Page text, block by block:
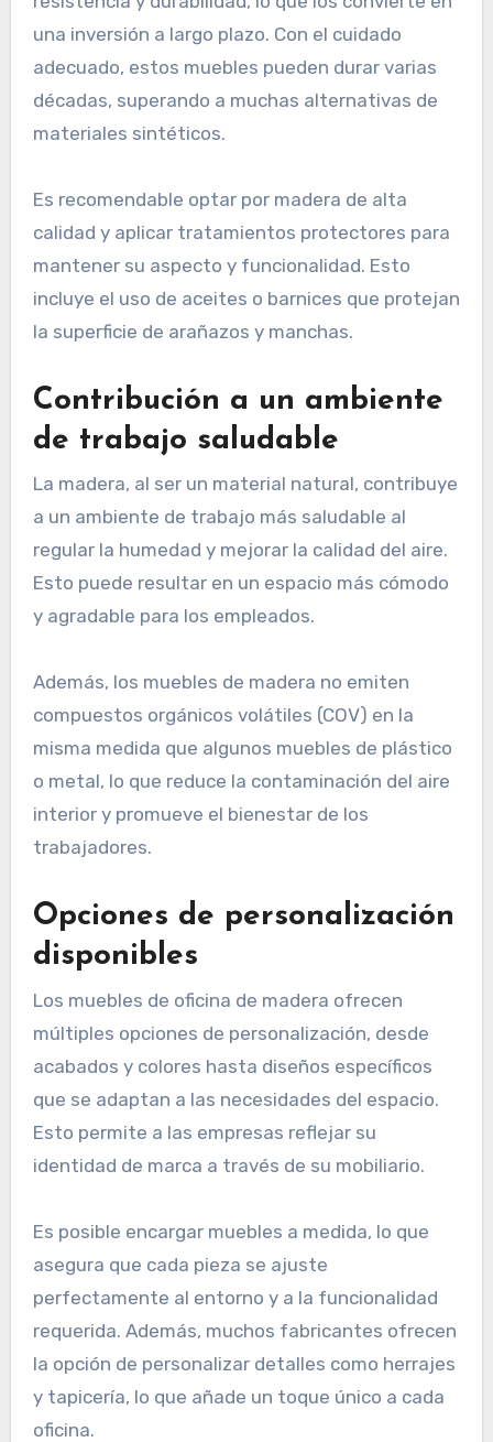
una inversión a largo plazo. Con el cuidado
adecuado, estos muebles pueden durar varias
décadas, superando a muchas alternativas de
materiales sintéticos.
Es recomendable optar por madera de alta
calidad y aplicar tratamientos protectores para
mantener su aspecto y funcionalidad. Esto
incluye el uso de aceites o barnices que protejan
la superficie de arañazos y manchas.
Contribución a un ambiente
de trabajo saludable
La madera, al ser un material natural, contribuye
a un ambiente de trabajo más saludable al
regular la humedad y mejorar la calidad del aire.
Esto puede resultar en un espacio más cómodo
y agradable para los empleados.
Además, los muebles de madera no emiten
compuestos orgánicos volátiles (COV) en la
misma medida que algunos muebles de plástico
o metal, lo que reduce la contaminación del aire
interior y promueve el bienestar de los
trabajadores.
Opciones de personalización
disponibles
Los muebles de oficina de madera ofrecen
múltiples opciones de personalización, desde
acabados y colores hasta diseños específicos
que se adaptan a las necesidades del espacio.
Esto permite a las empresas reflejar su
identidad de marca a través de su mobiliario.
Es posible encargar muebles a medida, lo que
asegura que cada pieza se ajuste
perfectamente al entorno y a la funcionalidad
requerida. Además, muchos fabricantes ofrecen
la opción de personalizar detalles como herrajes
y tapicería, lo que añade un toque único a cada
oficina.